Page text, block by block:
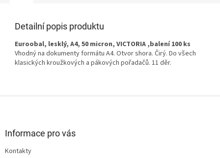
Detailní popis produktu
Euroobal, lesklý, A4, 50 micron, VICTORIA ,balení 100 ks
Vhodný na dokumenty formátu A4. Otvor shora. Čirý. Do všech
klasických kroužkových a pákových pořadačů. 11 děr.
Informace pro vás
Kontakty